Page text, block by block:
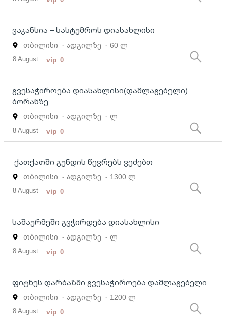
ვაკანსია – სასტუმროს დიასახლისი
თბილისი - ადგილზე - 60 ლ
8 August vip 0
გვესაჭიროება დიასახლისი(დამლაგებელი)
ბორანზე
თბილისი - ადგილზე - ლ
8 August vip 0
ქათქათში გუნდის წევრებს ვეძებთ
თბილისი - ადგილზე - 1300 ლ
8 August vip 0
საშაურმეში გვჭირდება დიასახლისი
თბილისი - ადგილზე - ლ
8 August vip 0
ფიტნეს დარბაზში გვესაჭიროება დამლაგებელი
თბილისი - ადგილზე - 1200 ლ
8 August vip 0